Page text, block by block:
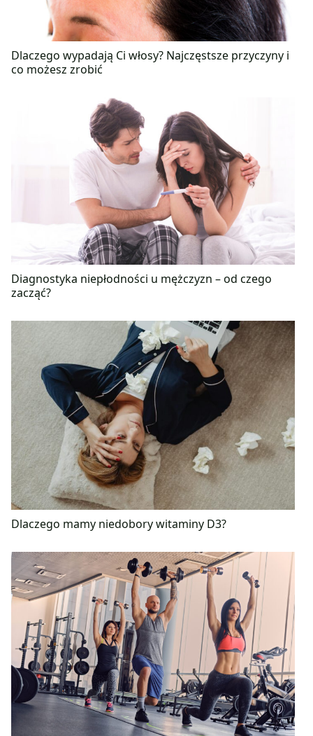
Dlaczego wypadają Ci włosy? Najczęstsze przyczyny i
co możesz zrobić
Diagnostyka niepłodności u mężczyzn – od czego
zacząć?
Dlaczego mamy niedobory witaminy D3?